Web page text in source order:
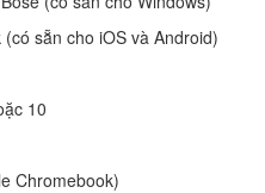
sẵn cho iOS và Android)
10
Chromebook)